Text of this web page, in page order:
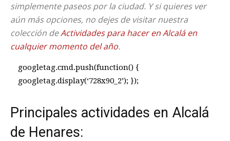
simplemente paseos por la ciudad. Y si quieres ver
aún más opciones, no dejes de visitar nuestra
colección deActividades para hacer en Alcalá en
cualquier momento del año.
googletag.cmd.push(function() {
googletag.display(‘728x90_2’); });
Principales actividades en Alcalá
de Henares: